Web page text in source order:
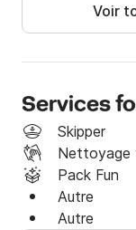
Voir
Services
Skipper
Nettoyage
Pack Fun
Autre
Autre